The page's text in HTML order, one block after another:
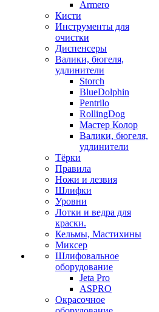
Armero
Кисти
Инструменты для
очистки
Диспенсеры
Валики, бюгеля,
удлинители
Storch
BlueDolphin
Pentrilo
RollingDog
Мастер Колор
Валики, бюгеля,
удлинители
Тёрки
Правила
Ножи и лезвия
Шлифки
Уровни
Лотки и ведра для
краски.
Кельмы, Мастихины
Миксер
Шлифовальное
оборудование
Jeta Pro
ASPRO
Окрасочное